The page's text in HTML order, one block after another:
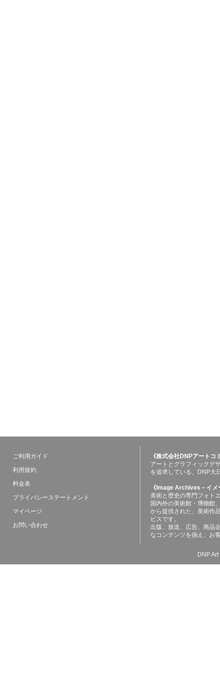
ご利用ガイド
利用規約
料金表
プライバシーステートメント
マイページ
お問い合わせ
《株式会社DNPアート
アートとグラフィックデ
を追求している、DNP大
《Image Archives－イ
美術と歴史の専門フォト
国内外の美術館・博物館
から提供された、美術作
ビスです。
出版、放送、広告、商品
なコンテンツを揃え、お
DNP